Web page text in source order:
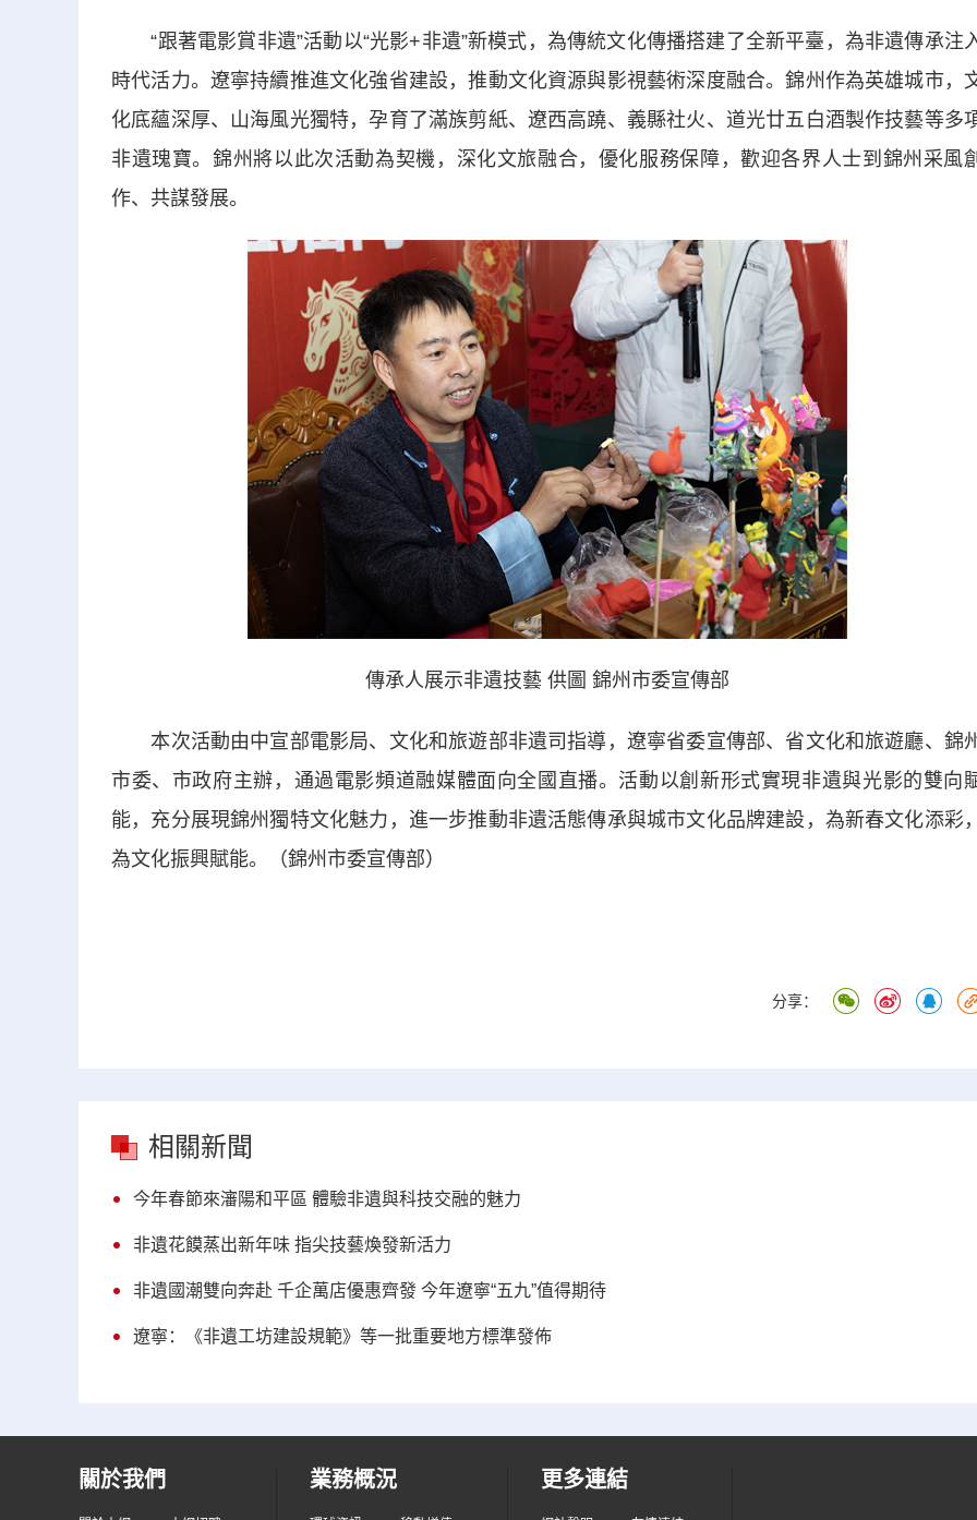
“跟著電影賞非遺”活動以“光影+非遺”新模式，為傳統文化傳播搭建了全新平臺，為非遺傳承注
時代活力。遼寧持續推進文化強省建設，推動文化資源與影視藝術深度融合。錦州作為英雄城市，
化底蘊深厚、山海風光獨特，孕育了滿族剪紙、遼西高蹺、義縣社火、道光廿五白酒製作技藝等多
非遺瑰寶。錦州將以此次活動為契機，深化文旅融合，優化服務保障，歡迎各界人士到錦州采風
作、共謀發展。
傳承人展示非遺技藝 供圖 錦州市委宣傳部
本次活動由中宣部電影局、文化和旅遊部非遺司指導，遼寧省委宣傳部、省文化和旅遊廳、錦
市委、市政府主辦，通過電影頻道融媒體面向全國直播。活動以創新形式實現非遺與光影的雙向
能，充分展現錦州獨特文化魅力，進一步推動非遺活態傳承與城市文化品牌建設，為新春文化添彩
為文化振興賦能。（錦州市委宣傳部）
分享：
相關新聞
今年春節來瀋陽和平區 體驗非遺與科技交融的魅力
非遺花饃蒸出新年味 指尖技藝煥發新活力
非遺國潮雙向奔赴 千企萬店優惠齊發 今年遼寧“五九”值得期待
遼寧：《非遺工坊建設規範》等一批重要地方標準發佈
關於我們 業務概況 更多連結